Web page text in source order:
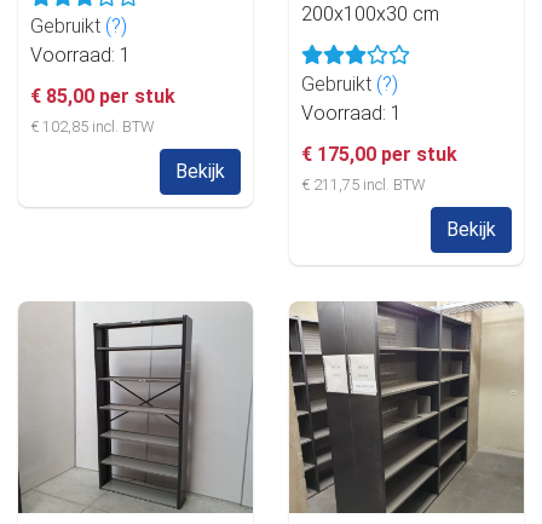
Gebruikt (?)
Voorraad: 1
€ 85,00 per stuk
€ 102,85 incl. BTW
Bekijk
200x100x30 cm
Gebruikt (?)
Voorraad: 1
€ 175,00 per stuk
€ 211,75 incl. BTW
Bekijk